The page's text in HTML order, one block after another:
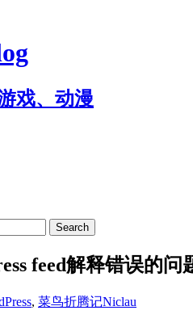
戏、动漫
feed解释错误的问
, 菜鸟折腾记Niclau